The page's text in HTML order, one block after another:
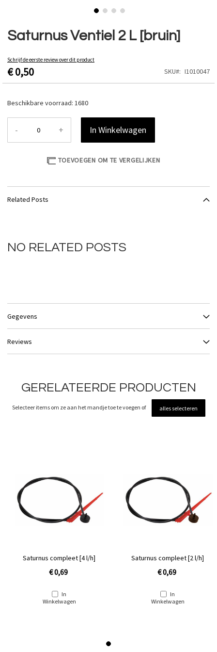
Saturnus Ventiel 2 L [bruin]
Schrijf de eerste review over dit product
€ 0,50 SKU I1010047
Beschikbare voorraad: 1680
- + In Winkelwagen
TOEVOEGEN OM TE VERGELIJKEN
naar
het
van
de
afbeeldingen-
Related Posts
NO RELATED POSTS
Gegevens
Reviews
GERELATEERDE PRODUCTEN
Selecteer items om ze aan het mandje toe te voegen of alles selecteren
Saturnus compleet [4 l/h]
€ 0,69
In
Winkelwagen
Saturnus compleet [2 l/h]
€ 0,69
In
Winkelwagen